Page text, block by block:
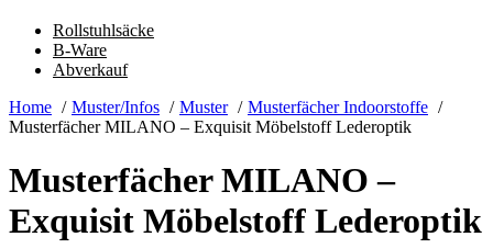
Rollstuhlsäcke
B-Ware
Abverkauf
Home
Muster/Infos Muster
Musterfächer Indoorstoffe
Musterfächer MILANO – Exquisit Möbelstoff Lederoptik
Musterfächer MILANO –
Exquisit Möbelstoff Lederoptik